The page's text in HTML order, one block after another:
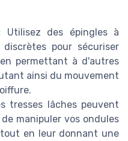
Utilisez des épingles à
pour sécuriser
permettant à d'autres
ainsi du mouvement
tresses lâches peuvent
manipuler vos ondules
en leur donnant une